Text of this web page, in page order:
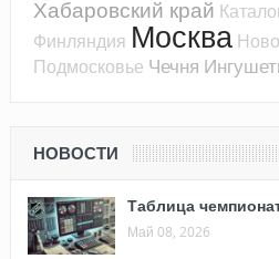
Хабаровский край
Финляндия Москва
Подмосковье Чечня
НОВОСТИ
Таблица
Май 08, 2026